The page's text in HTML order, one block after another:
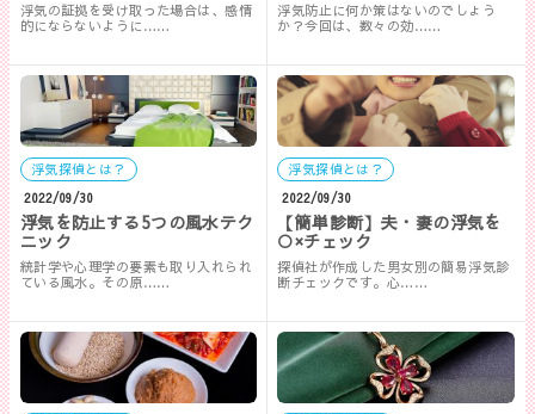
浮気の証拠を受け取った場合は、感情
的にならないように……
浮気防止に何か策はないのでしょう
か？今回は、数々の効……
浮気探偵とは？
2022/09/30
浮気を防止する5つの風水テク
ニック
統計学や心理学の要素も取り入れられ
ている風水。その原……
浮気探偵とは？
2022/09/30
【簡単診断】夫・妻の浮気を
○×チェック
探偵社が作成した男女別の簡易浮気診
断チェックです。心……